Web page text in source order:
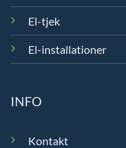
El-tjek
El-installationer
INFO
Kontakt